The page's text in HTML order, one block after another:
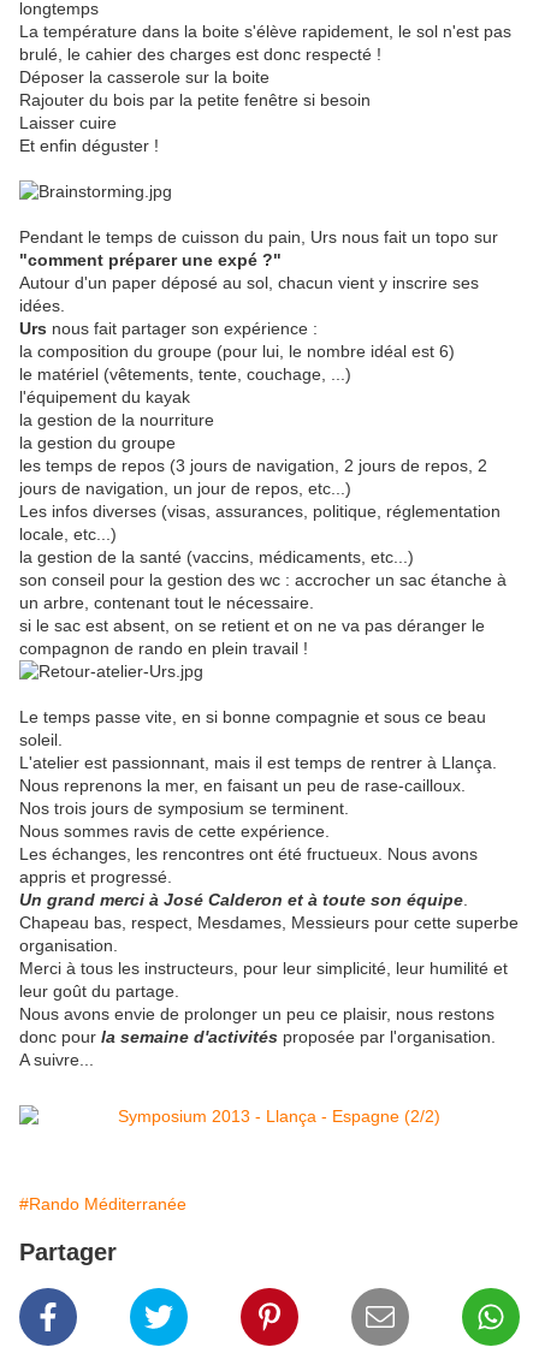
longtemps
La température dans la boite s'élève rapidement, le sol n'est pas
brulé, le cahier des charges est donc respecté !
Déposer la casserole sur la boite
Rajouter du bois par la petite fenêtre si besoin
Laisser cuire
Et enfin déguster !
Pendant le temps de cuisson du pain, Urs nous fait un topo sur
"comment préparer une expé ?"
Autour d'un paper déposé au sol, chacun vient y inscrire ses
idées.
Urs nous fait partager son expérience :
la composition du groupe (pour lui, le nombre idéal est 6)
le matériel (vêtements, tente, couchage, ...)
l'équipement du kayak
la gestion de la nourriture
la gestion du groupe
les temps de repos (3 jours de navigation, 2 jours de repos, 2
jours de navigation, un jour de repos, etc...)
Les infos diverses (visas, assurances, politique, réglementation
locale, etc...)
la gestion de la santé (vaccins, médicaments, etc...)
son conseil pour la gestion des wc : accrocher un sac étanche à
un arbre, contenant tout le nécessaire.
si le sac est absent, on se retient et on ne va pas déranger le
compagnon de rando en plein travail !
Le temps passe vite, en si bonne compagnie et sous ce beau
soleil.
L'atelier est passionnant, mais il est temps de rentrer à Llança.
Nous reprenons la mer, en faisant un peu de rase-cailloux.
Nos trois jours de symposium se terminent.
Nous sommes ravis de cette expérience.
Les échanges, les rencontres ont été fructueux. Nous avons
appris et progressé.
Un grand merci à José Calderon et à toute son équipe
Chapeau bas, respect, Mesdames, Messieurs pour cette superbe
organisation.
Merci à tous les instructeurs, pour leur simplicité, leur humilité et
leur goût du partage.
Nous avons envie de prolonger un peu ce plaisir, nous restons
donc pour la semaine d'activités proposée par l'organisation.
A suivre...
#Rando Méditerranée
Partager